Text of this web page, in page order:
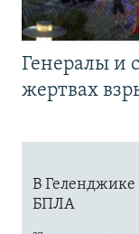
Генералы и
жертвах